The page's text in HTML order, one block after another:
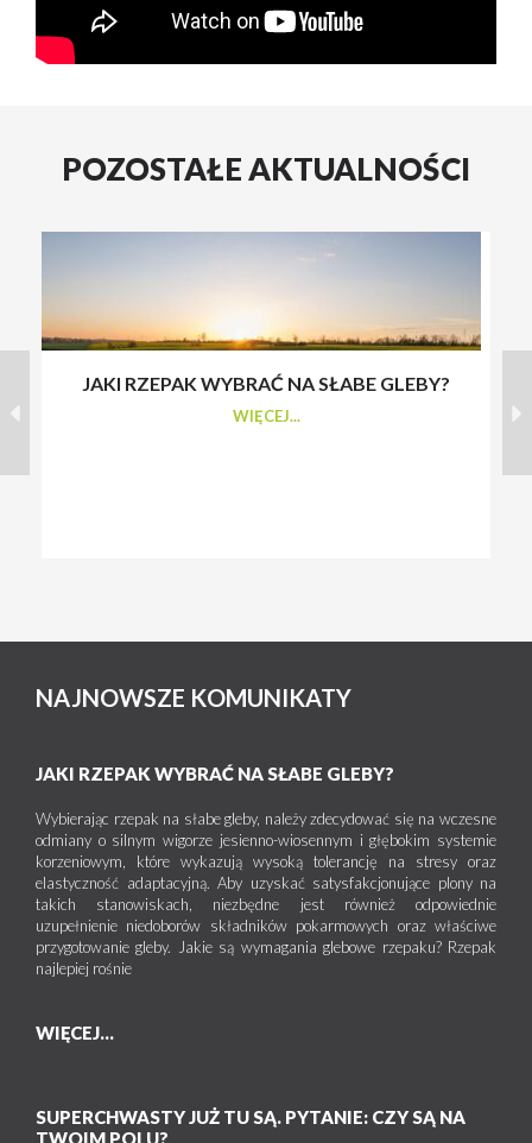
POZOSTAŁE AKTUALNOŚCI
JAKI RZEPAK WYBRAĆ NA SŁABE GLEBY?
WIĘCEJ...
NAJNOWSZE KOMUNIKATY
JAKI RZEPAK WYBRAĆ NA SŁABE GLEBY?
Wybierając rzepak na słabe gleby, należy zdecydować się na wczesne
odmiany o silnym wigorze jesienno-wiosennym i głębokim systemie
korzeniowym, które wykazują wysoką tolerancję na stresy oraz
elastyczność adaptacyjną. Aby uzyskać satysfakcjonujące plony na
takich stanowiskach, niezbędne jest również odpowiednie
uzupełnienie niedoborów składników pokarmowych oraz właściwe
przygotowanie gleby. Jakie są wymagania glebowe rzepaku? Rzepak
najlepiej rośnie
WIĘCEJ...
SUPERCHWASTY JUŻ TU SĄ. PYTANIE: CZY SĄ NA
TWOIM POLU?